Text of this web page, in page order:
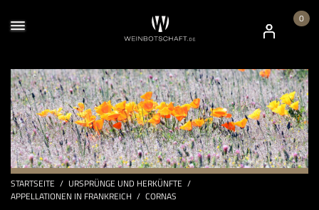
0
STARTSEITE / URSPRÜNGE UND HERKÜNFTE /
APPELLATIONEN IN FRANKREICH / CORNAS